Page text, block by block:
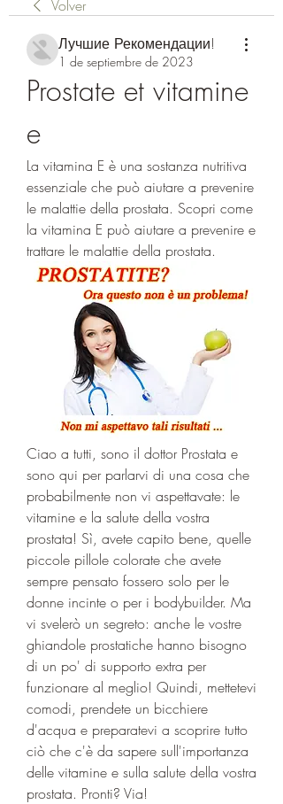
Volver
Лучшие Рекомендации!
1 de septiembre de 2023
Prostate et vitamine
e
La vitamina E è una sostanza nutritiva
essenziale che può aiutare a prevenire
le malattie della prostata. Scopri come
la vitamina E può aiutare a prevenire e
trattare le malattie della prostata.
Ciao a tutti, sono il dottor Prostata e
sono qui per parlarvi di una cosa che
probabilmente non vi aspettavate: le
vitamine e la salute della vostra
prostata! Sì, avete capito bene, quelle
piccole pillole colorate che avete
sempre pensato fossero solo per le
donne incinte o per i bodybuilder. Ma
vi svelerò un segreto: anche le vostre
ghiandole prostatiche hanno bisogno
di un po' di supporto extra per
funzionare al meglio! Quindi, mettetevi
comodi, prendete un bicchiere
d'acqua e preparatevi a scoprire tutto
ciò che c'è da sapere sull'importanza
delle vitamine e sulla salute della vostra
prostata. Pronti? Via!